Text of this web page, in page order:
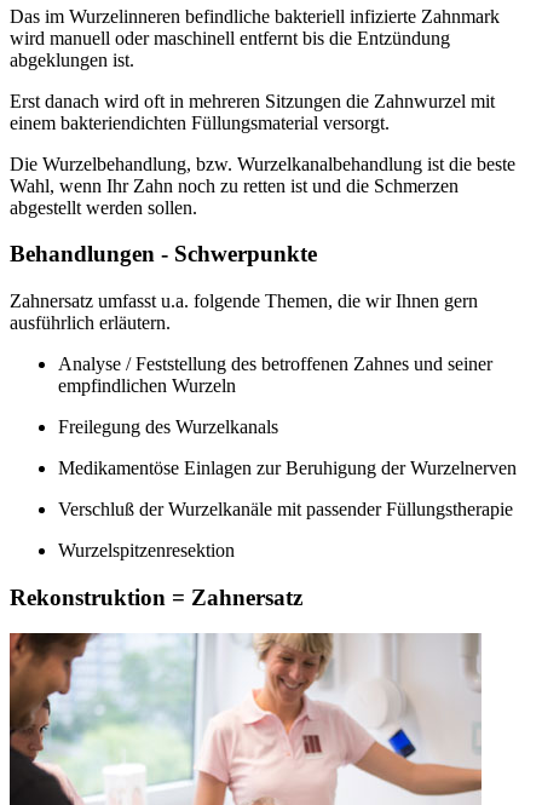
Das im Wurzelinneren befindliche bakteriell infizierte Zahnmark
wird manuell oder maschinell entfernt bis die Entzündung
abgeklungen ist.
Erst danach wird oft in mehreren Sitzungen die Zahnwurzel mit
einem bakteriendichten Füllungsmaterial versorgt.
Die Wurzelbehandlung, bzw. Wurzelkanalbehandlung ist die beste
Wahl, wenn Ihr Zahn noch zu retten ist und die Schmerzen
abgestellt werden sollen.
Behandlungen - Schwerpunkte
Zahnersatz umfasst u.a. folgende Themen, die wir Ihnen gern
ausführlich erläutern.
Analyse / Feststellung des betroffenen Zahnes und seiner
empfindlichen Wurzeln
Freilegung des Wurzelkanals
Medikamentöse Einlagen zur Beruhigung der Wurzelnerven
Verschluß der Wurzelkanäle mit passender Füllungstherapie
Wurzelspitzenresektion
Rekonstruktion = Zahnersatz